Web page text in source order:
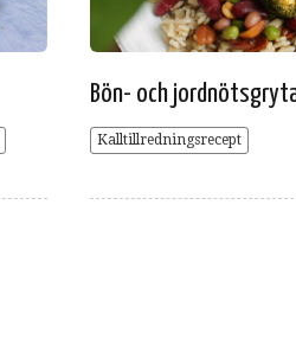
Bön- och
Kalltillredningsrecept